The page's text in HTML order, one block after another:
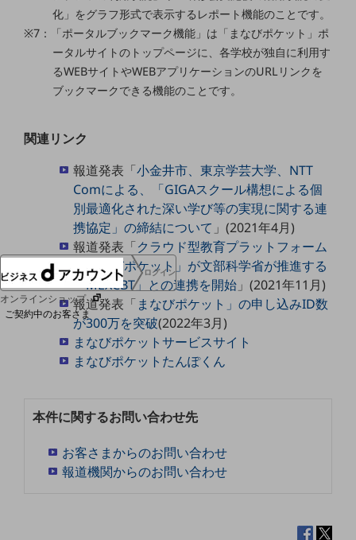
採用情報TOP
経験者採用
人材育成制度
NTTドコモグループ
ログイン
オンラインショップ
ご契約中のお客さま
サービス別サポート情報
化」をグラフ形式で表示するレポート機能のことです。
※7：「ポータルブックマーク機能」は「まなびポケット」ポ
ータルサイトのトップページに、各学校が独自に利用す
るWEBサイトやWEBアプリケーションのURLリンクを
ブックマークできる機能のことです。
関連リンク
報道発表「小金井市、東京学芸大学、NTT
Comによる、「GIGAスクール構想による個
別最適化された深い学び等の実現に関する連
携協定」の締結について 」(2021年4月)
報道発表「クラウド型教育プラットフォーム
「まなびポケット」が文部科学省が推進する
「MEXCBT」との連携を開始 」(2021年11月)
報道発表「まなびポケット」の申し込みID数
が300万を突破(2022年3月)
まなびポケットサービスサイト
まなびポケットたんぽくん
本件に関するお問い合わせ先
お客さまからのお問い合わせ
報道機関からのお問い合わせ